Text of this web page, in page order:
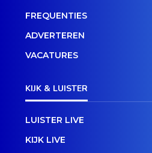
FREQUENTIES
ADVERTEREN
VACATURES
KIJK & LUISTER
LUISTER LIVE
KIJK LIVE